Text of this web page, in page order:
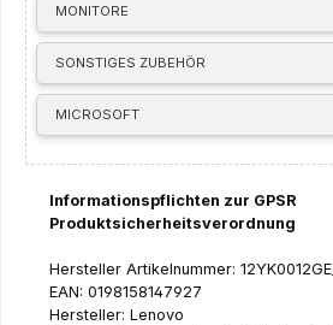
MONITORE
SONSTIGES ZUBEHÖR
MICROSOFT
Informationspflichten zur GPSR
Produktsicherheitsverordnung
Hersteller Artikelnummer: 12YK0012GE_
EAN: 0198158147927
Hersteller: Lenovo